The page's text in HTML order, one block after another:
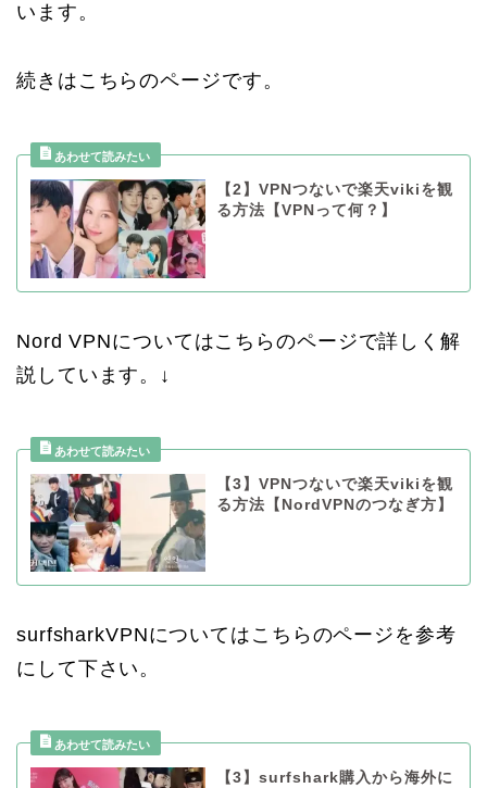
います。
続きはこちらのページです。
【2】VPNつないで楽天vikiを観
る方法【VPNって何？】
Nord VPNについてはこちらのページで詳しく解
説しています。↓
【3】VPNつないで楽天vikiを観
る方法【NordVPNのつなぎ方】
surfsharkVPNについてはこちらのページを参考
にして下さい。
【3】surfshark購入から海外に